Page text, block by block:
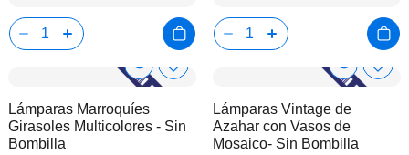
Show
Info
Añadir
lista
Lámparas Marroquíes
Girasoles Multicolores - Sin
Bombilla
Show
Info
Lámparas Vintage de
Azahar con Vasos de
Mosaico- Sin Bombilla